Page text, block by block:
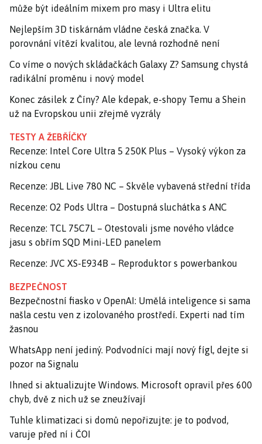
může být ideálním mixem pro masy i Ultra elitu
Nejlepším 3D tiskárnám vládne česká značka. V
porovnání vítězí kvalitou, ale levná rozhodně není
Co víme o nových skládačkách Galaxy Z? Samsung chystá
radikální proměnu i nový model
Konec zásilek z Číny? Ale kdepak, e-shopy Temu a Shein
už na Evropskou unii zřejmě vyzrály
TESTY A ŽEBŘÍČKY
Recenze: Intel Core Ultra 5 250K Plus – Vysoký výkon za
nízkou cenu
Recenze: JBL Live 780 NC – Skvěle vybavená střední třída
Recenze: O2 Pods Ultra – Dostupná sluchátka s ANC
Recenze: TCL 75C7L – Otestovali jsme nového vládce
jasu s obřím SQD Mini-LED panelem
Recenze: JVC XS-E934B – Reproduktor s powerbankou
BEZPEČNOST
Bezpečnostní fiasko v OpenAI: Umělá inteligence si sama
našla cestu ven z izolovaného prostředí. Experti nad tím
žasnou
WhatsApp není jediný. Podvodníci mají nový fígl, dejte si
pozor na Signalu
Ihned si aktualizujte Windows. Microsoft opravil přes 600
chyb, dvě z nich už se zneužívají
Tuhle klimatizaci si domů nepořizujte: je to podvod,
varuje před ní i ČOI